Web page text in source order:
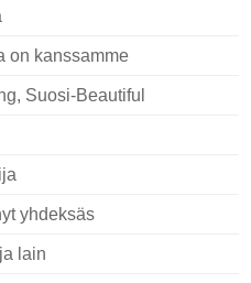
on kanssamme
Suosi-Beautiful
yhdeksäs
lain